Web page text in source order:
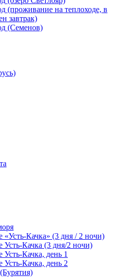
(проживание на теплоходе, в
завтрак)
(Семенов)
«Усть-Качка» (3 дня / 2 ночи)
Усть-Качка (3 дня/2 ночи)
Качка, день 1
Качка, день 2